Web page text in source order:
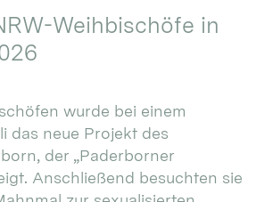
Weihbischöfe in
wurde bei einem
das neue Projekt des
der „Paderborner
Anschließend besuchten sie